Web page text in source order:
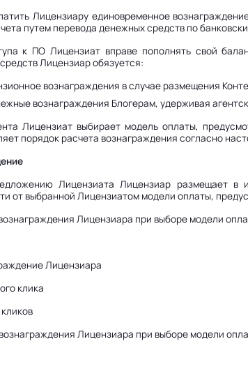
Лицензиару единовременное
путем перевода денежных средств по
к ПО Лицензиат вправе пополнять свой
Лицензиар обязуется:
вознаграждения в случае размещения
вознаграждения Блогерам, удерживая
Лицензиат выбирает модель оплаты,
порядок расчета вознаграждения согласно
Лицензиата Лицензиар размещает в
от выбранной Лицензиатом модели оплаты,
Лицензиара при выборе модели
Лицензиара
клика
Лицензиара при выборе модели